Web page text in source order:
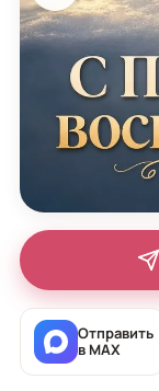
Отправить
в MAX